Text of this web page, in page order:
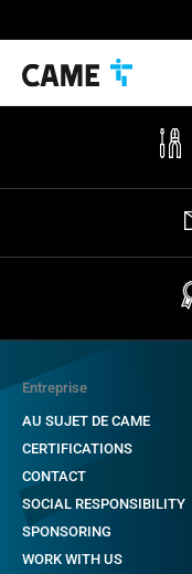
Entreprise
AU SUJET DE CAME
CERTIFICATIONS
CONTACT
SOCIAL RESPONSIBILITY
SPONSORING
WORK WITH US